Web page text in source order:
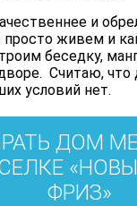
и
просто живем и
беседку,
Считаю, что
условий нет.
ДОМ
ФРИЗ»